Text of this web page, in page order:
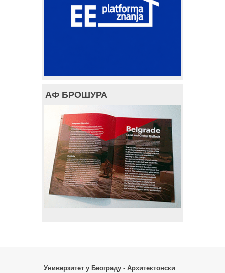
АФ БРОШУРА
Универзитет у Београду - Архитектонски